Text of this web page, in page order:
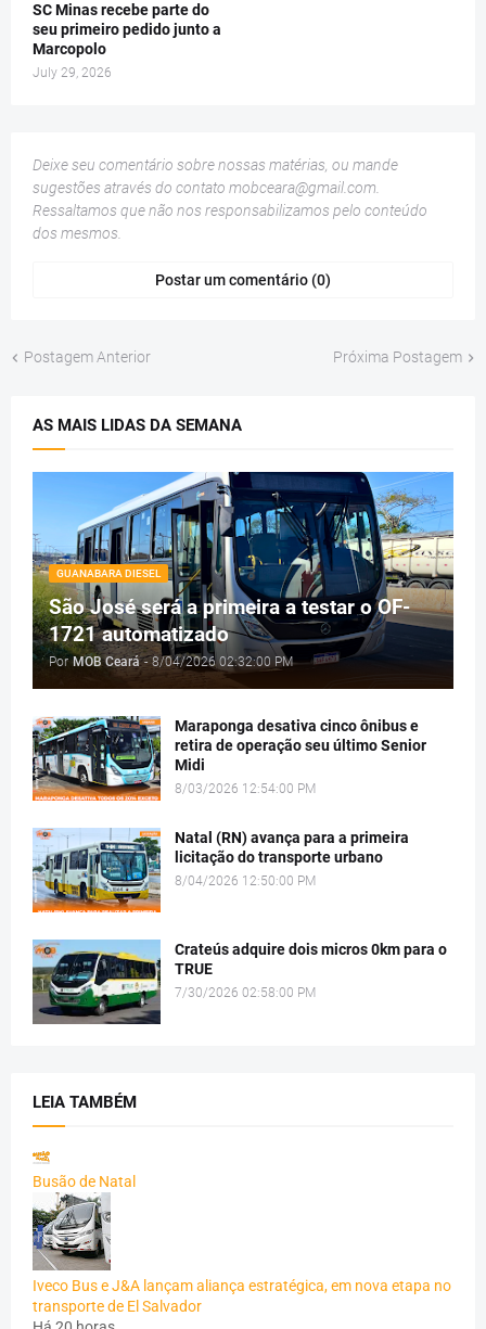
SC Minas recebe parte do
seu primeiro pedido junto a
Marcopolo
July 29, 2026
Deixe seu comentário sobre nossas matérias, ou mande
sugestões através do contato mobceara@gmail.com.
Ressaltamos que não nos responsabilizamos pelo conteúdo
dos mesmos.
Postar um comentário (0)
Postagem Anterior Próxima Postagem
AS MAIS LIDAS DA SEMANA
GUANABARA DIESEL
São José será a primeira a testar o OF-
1721 automatizado
Por MOB Ceará - 8/04/2026 02:32:00 PM
Maraponga desativa cinco ônibus e
retira de operação seu último Senior
Midi
8/03/2026 12:54:00 PM
Natal (RN) avança para a primeira
licitação do transporte urbano
8/04/2026 12:50:00 PM
Crateús adquire dois micros 0km para o
TRUE
7/30/2026 02:58:00 PM
LEIA TAMBÉM
Busão de Natal
Iveco Bus e J&A lançam aliança estratégica, em nova etapa no
transporte de El Salvador